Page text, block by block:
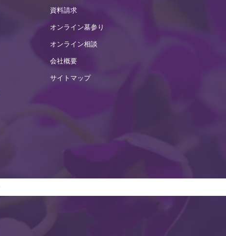
2025年4月
2025年3月
2025年2月
資料請求
オンライン墓参り
オンライン相談
会社概要
サイトマップ